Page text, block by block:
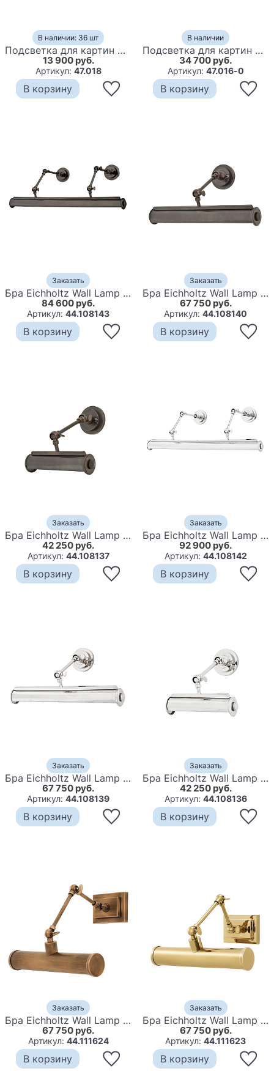
В наличии: 36 шт
Подсветка для картин Darrell backlight
13 900 руб.
Артикул: 47.018
В корзину
В наличии
Подсветка для картин Hudson Valley 5816-AGB Ridgewood 2 Light Picture Brass
34 700 руб.
Артикул: 47.016-0
В корзину
Заказать
Бра Eichholtz Wall Lamp Easy Living L Bonze
84 600 руб.
Артикул:44.108143
В корзину
Заказать
Бра Eichholtz Wall Lamp Easy Living M Bonze
67 750 руб.
Артикул:44.108140
В корзину
Заказать
Бра Eichholtz Wall Lamp Easy Living S Bronze
42 250 руб.
Артикул: 44.108137
В корзину
Заказать
Бра Eichholtz Wall Lamp Easy Living L Nickel
92 900 руб.
Артикул: 44.108142
В корзину
Заказать
Бра Eichholtz Wall Lamp Easy Living M Nickel
67 750 руб.
Артикул:44.108139
В корзину
Заказать
Бра Eichholtz Wall Lamp Easy Living S Nickel
42 250 руб.
Артикул: 44.108136
В корзину
Заказать
Бра Eichholtz Wall Lamp Pacific Brass
67 750 руб.
Артикул: 44.111624
В корзину
Заказать
Бра Eichholtz Wall Lamp Pacific Gold
67 750 руб.
Артикул:44.111623
В корзину